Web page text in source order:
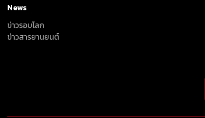
News
ข่าวรอบโลก
ข่าวสารยานยนต์